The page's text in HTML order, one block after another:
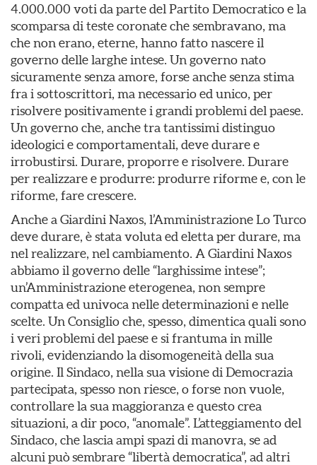
4.000.000 voti da parte del Partito Democratico e la
scomparsa di teste coronate che sembravano, ma
che non erano, eterne, hanno fatto nascere il
governo delle larghe intese. Un governo nato
sicuramente senza amore, forse anche senza stima
fra i sottoscrittori, ma necessario ed unico, per
risolvere positivamente i grandi problemi del paese.
Un governo che, anche tra tantissimi distinguo
ideologici e comportamentali, deve durare e
irrobustirsi. Durare, proporre e risolvere. Durare
per realizzare e produrre: produrre riforme e, con le
riforme, fare crescere.
Anche a Giardini Naxos, l’Amministrazione Lo Turco
deve durare, è stata voluta ed eletta per durare, ma
nel realizzare, nel cambiamento. A Giardini Naxos
abbiamo il governo delle “larghissime intese”;
un’Amministrazione eterogenea, non sempre
compatta ed univoca nelle determinazioni e nelle
scelte. Un Consiglio che, spesso, dimentica quali sono
i veri problemi del paese e si frantuma in mille
rivoli, evidenziando la disomogeneità della sua
origine. Il Sindaco, nella sua visione di Democrazia
partecipata, spesso non riesce, o forse non vuole,
controllare la sua maggioranza e questo crea
situazioni, a dir poco, “anomale”. L’atteggiamento del
Sindaco, che lascia ampi spazi di manovra, se ad
alcuni può sembrare “libertà democratica”, ad altri